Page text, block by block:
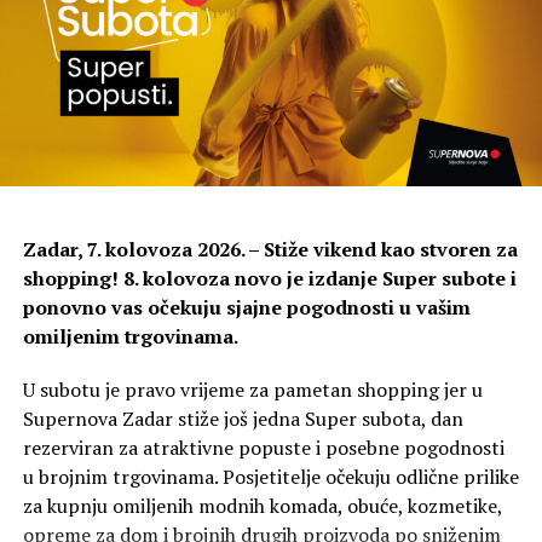
Dana 19. kolovoza, prvi dan festivala, predstavit će se
koreografkinja Anna Konjetzky iz Njemačke s
predstavom Über Die Wutu izvedbi Sahre Huby.
Predstava proučava potencijal bijesa, osobito ženskog,
kroz pokret, slike, glazbu i tekst. Istražuje bijes kao
društvenih struktura.
Zadar, 7. kolovoza 2026. – Stiže vikend kao stvoren za
shopping! 8. kolovoza novo je izdanje Super subote i
ponovno vas očekuju sjajne pogodnosti u vašim
omiljenim trgovinama.
U subotu je pravo vrijeme za pametan shopping jer u
Supernova Zadar stiže još jedna Super subota, dan
rezerviran za atraktivne popuste i posebne pogodnosti
u brojnim trgovinama. Posjetitelje očekuju odlične prilike
za kupnju omiljenih modnih komada, obuće, kozmetike,
opreme za dom i brojnih drugih proizvoda po sniženim